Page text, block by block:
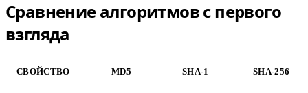
#
Сравнение алгоритмов с первого
взгляда
СВОЙСТВО MD5 SHA-1 SHA-256